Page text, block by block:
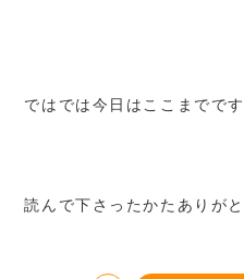
ではでは今日はここまでです
読んで下さったかたありが